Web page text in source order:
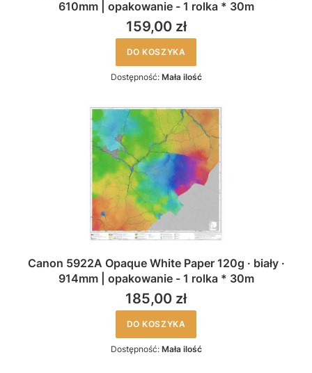
610mm | opakowanie - 1 rolka * 30m
159,00 zł
DO KOSZYKA
Dostępność: Mała ilość
Canon 5922A Opaque White Paper 120g · biały ·
914mm | opakowanie - 1 rolka * 30m
185,00 zł
DO KOSZYKA
Dostępność: Mała ilość